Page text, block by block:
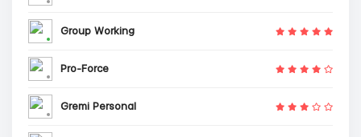
Group Working
Pro-Force
Gremi Personal